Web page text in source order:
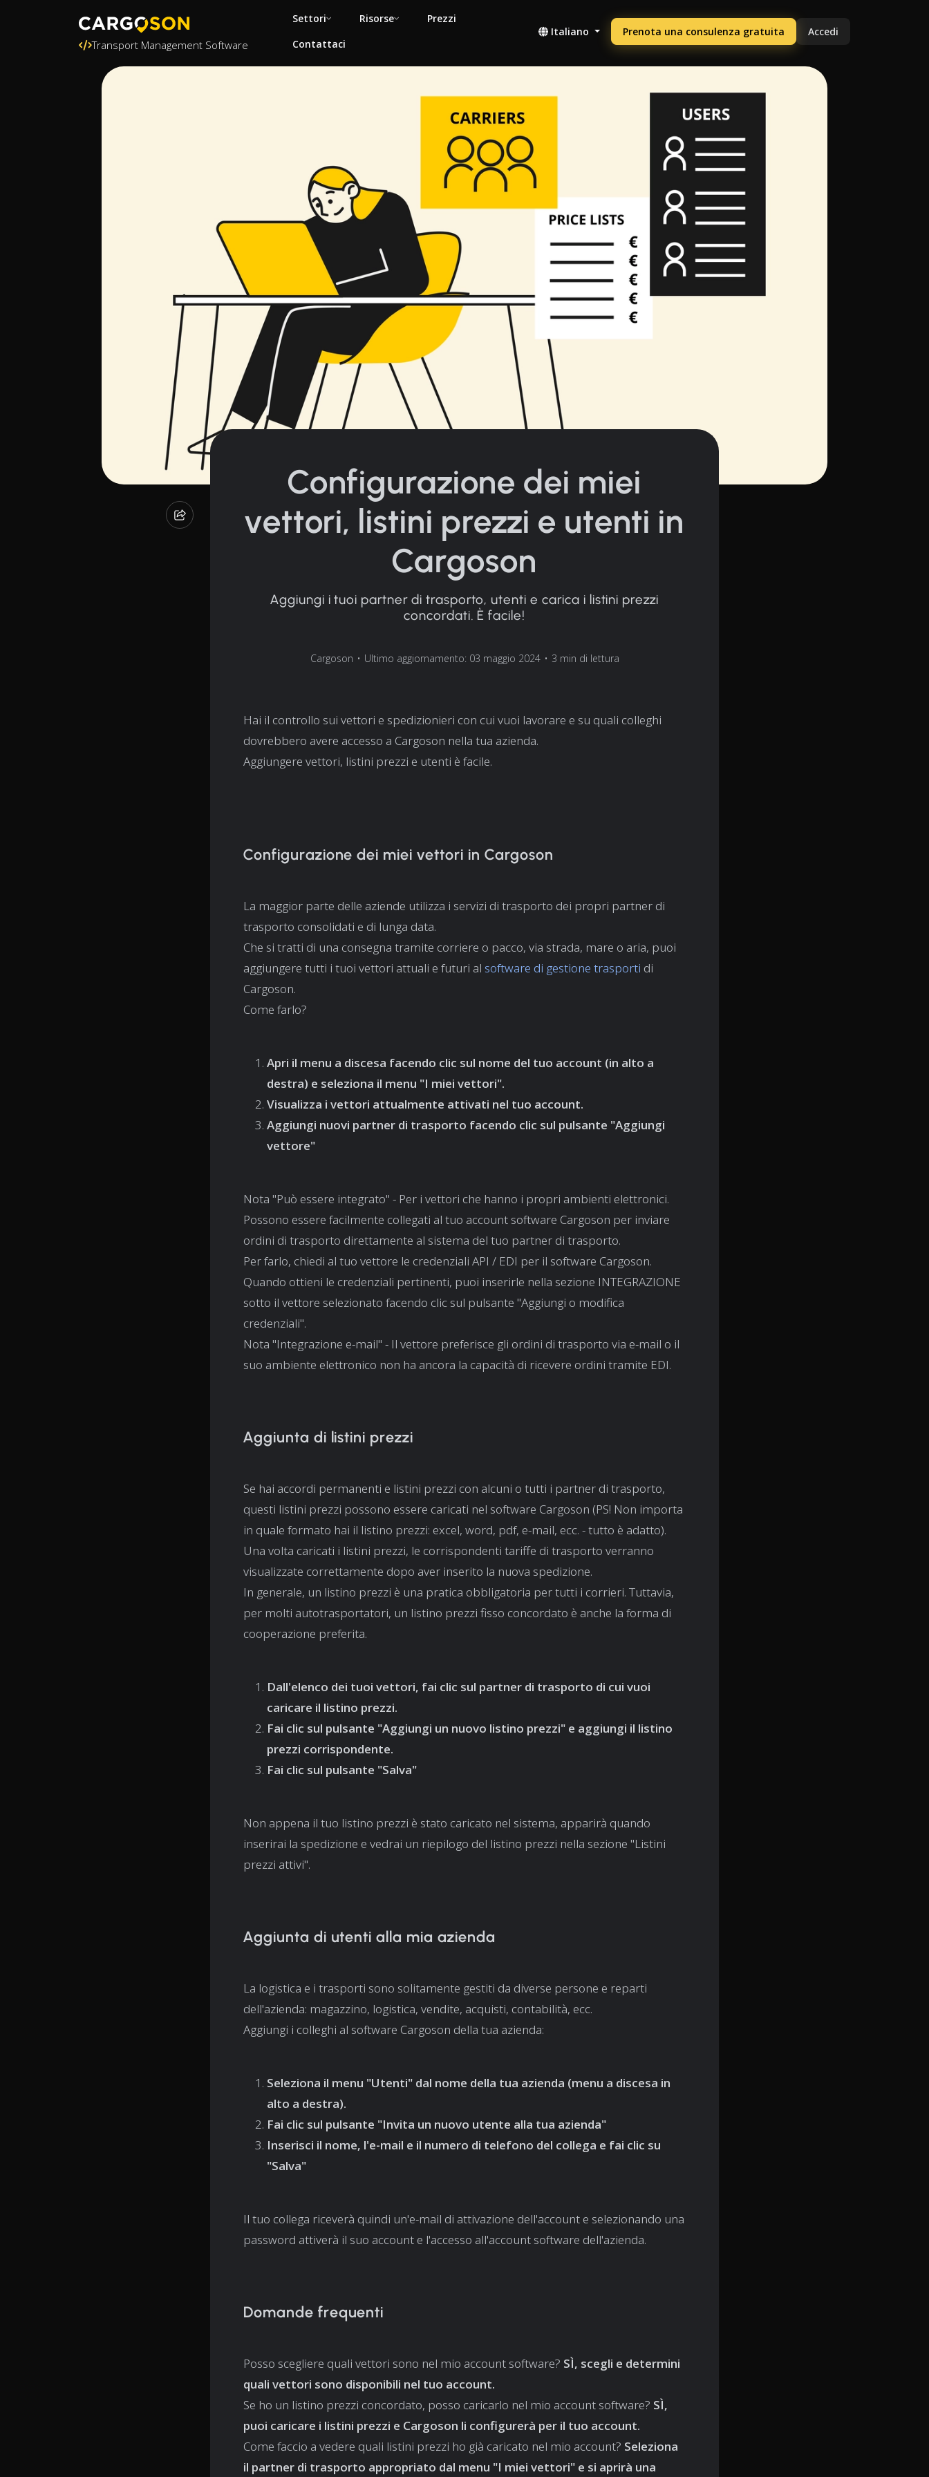
Transport Management Software
Settori Risorse
Prezzi
Contattaci
Italiano Prenota una consulenza gratuita Accedi
Configurazione dei miei
vettori, listini prezzi e utenti in
Cargoson
Aggiungi i tuoi partner di trasporto, utenti e carica i listini prezzi
concordati. È facile!
Cargoson • Ultimo aggiornamento: 03 maggio 2024 • 3 min di lettura
Hai il controllo sui vettori e spedizionieri con cui vuoi lavorare e su quali colleghi
dovrebbero avere accesso a Cargoson nella tua azienda.
Aggiungere vettori, listini prezzi e utenti è facile.
Configurazione dei miei vettori in Cargoson
La maggior parte delle aziende utilizza i servizi di trasporto dei propri partner di
trasporto consolidati e di lunga data.
Che si tratti di una consegna tramite corriere o pacco, via strada, mare o aria, puoi
aggiungere tutti i tuoi vettori attuali e futuri al software di gestione trasporti di
Cargoson.
Come farlo?
Apri il menu a discesa facendo clic sul nome del tuo account (in alto a
destra) e seleziona il menu "I miei vettori".
Visualizza i vettori attualmente attivati nel tuo account.
Aggiungi nuovi partner di trasporto facendo clic sul pulsante "Aggiungi
vettore"
Nota "Può essere integrato" - Per i vettori che hanno i propri ambienti elettronici.
Possono essere facilmente collegati al tuo account software Cargoson per inviare
ordini di trasporto direttamente al sistema del tuo partner di trasporto.
Per farlo, chiedi al tuo vettore le credenziali API / EDI per il software Cargoson.
Quando ottieni le credenziali pertinenti, puoi inserirle nella sezione INTEGRAZIONE
sotto il vettore selezionato facendo clic sul pulsante "Aggiungi o modifica
credenziali".
Nota "Integrazione e-mail" - Il vettore preferisce gli ordini di trasporto via e-mail o il
suo ambiente elettronico non ha ancora la capacità di ricevere ordini tramite EDI.
Aggiunta di listini prezzi
Se hai accordi permanenti e listini prezzi con alcuni o tutti i partner di trasporto,
questi listini prezzi possono essere caricati nel software Cargoson (PS! Non importa
in quale formato hai il listino prezzi: excel, word, pdf, e-mail, ecc. - tutto è adatto).
Una volta caricati i listini prezzi, le corrispondenti tariffe di trasporto verranno
visualizzate correttamente dopo aver inserito la nuova spedizione.
In generale, un listino prezzi è una pratica obbligatoria per tutti i corrieri. Tuttavia,
per molti autotrasportatori, un listino prezzi fisso concordato è anche la forma di
cooperazione preferita.
Dall'elenco dei tuoi vettori, fai clic sul partner di trasporto di cui vuoi
caricare il listino prezzi.
Fai clic sul pulsante "Aggiungi un nuovo listino prezzi" e aggiungi il listino
prezzi corrispondente.
Fai clic sul pulsante "Salva"
Non appena il tuo listino prezzi è stato caricato nel sistema, apparirà quando
inserirai la spedizione e vedrai un riepilogo del listino prezzi nella sezione "Listini
prezzi attivi".
Aggiunta di utenti alla mia azienda
La logistica e i trasporti sono solitamente gestiti da diverse persone e reparti
dell'azienda: magazzino, logistica, vendite, acquisti, contabilità, ecc.
Aggiungi i colleghi al software Cargoson della tua azienda:
Seleziona il menu "Utenti" dal nome della tua azienda (menu a discesa in
alto a destra).
Fai clic sul pulsante "Invita un nuovo utente alla tua azienda"
Inserisci il nome, l'e-mail e il numero di telefono del collega e fai clic su
"Salva"
Il tuo collega riceverà quindi un'e-mail di attivazione dell'account e selezionando una
password attiverà il suo account e l'accesso all'account software dell'azienda.
Domande frequenti
Posso scegliere quali vettori sono nel mio account software? SÌ, scegli e determini
quali vettori sono disponibili nel tuo account.
Se ho un listino prezzi concordato, posso caricarlo nel mio account software? SÌ,
puoi caricare i listini prezzi e Cargoson li configurerà per il tuo account.
Come faccio a vedere quali listini prezzi ho già caricato nel mio account? Seleziona
il partner di trasporto appropriato dal menu "I miei vettori" e si aprirà una